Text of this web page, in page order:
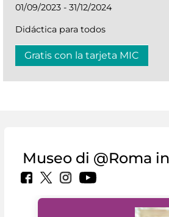
01/09/2023 - 31/12/2024
Didáctica para todos
Gratis con la tarjeta MIC
Museo di @Roma